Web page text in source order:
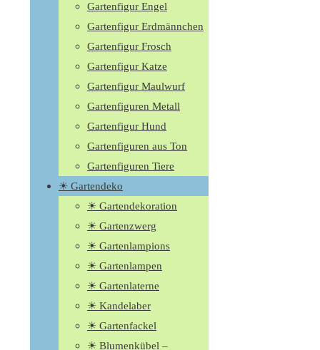
Gartenfigur Engel
Gartenfigur Erdmännchen
Gartenfigur Frosch
Gartenfigur Katze
Gartenfigur Maulwurf
Gartenfiguren Metall
Gartenfigur Hund
Gartenfiguren aus Ton
Gartenfiguren Tiere
☀ Gartendeko
☀ Gartendekoration
☀ Gartenzwerg
☀ Gartenlampions
☀ Gartenlampen
☀ Gartenlaterne
☀ Kandelaber
☀ Gartenfackel
☀ Blumenkübel –